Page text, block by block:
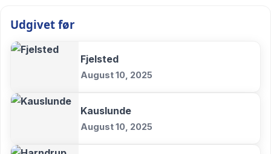
Udgivet før
Fjelsted
August 10, 2025
Kauslunde
August 10, 2025